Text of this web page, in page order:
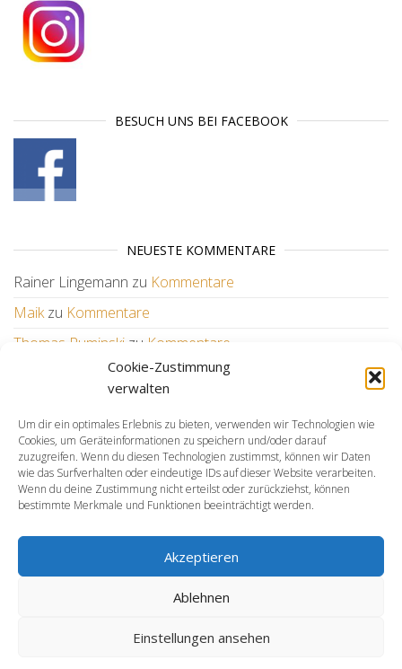
Cookie-Zustimmung
verwalten
Um dir ein optimales Erlebnis zu bieten, verwenden wir Technologien wie
Cookies, um Geräteinformationen zu speichern und/oder darauf
zuzugreifen. Wenn du diesen Technologien zustimmst, können wir Daten
wie das Surfverhalten oder eindeutige IDs auf dieser Website verarbeiten.
Wenn du deine Zustimmung nicht erteilst oder zurückziehst, können
bestimmte Merkmale und Funktionen beeinträchtigt werden.
Akzeptieren
Ablehnen
Einstellungen ansehen
BESUCH UNS BEI FACEBOOK
NEUESTE KOMMENTARE
Rainer Lingemann zu Kommentare
Maikzu Kommentare
Thomas Ruminski zu Kommentare
Kommentare
WEITERE LINKS
KSV
BSH
LSN
DSV
RSB
Stolz präsentiert vonWordPress|Theme: